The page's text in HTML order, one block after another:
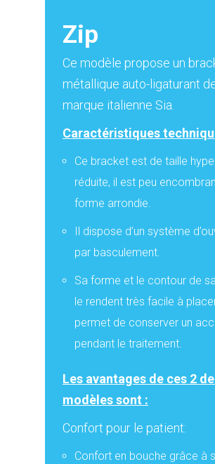
Zip
Ce modèle propose un
métallique auto-ligaturant
marque italienne Sia.
Caractéristiques
Ce bracket est de taille
réduite, il est peu
forme arrondie.
Il dispose d’un système
par basculement.
Sa forme et le contour de
le rendent très facile à
permet de conserver un
pendant le traitement.
Les avantages de ces 2
modèles sont :
Confort pour le patient:
Confort en bouche grâce à